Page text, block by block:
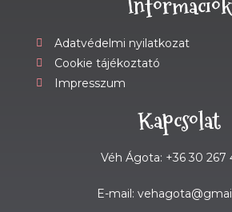
Adatvédelmi nyilatkozat
Cookie tájékoztató
Impresszum
Kapcsolat
Véh Ágota: +36 30 267
E-mail: